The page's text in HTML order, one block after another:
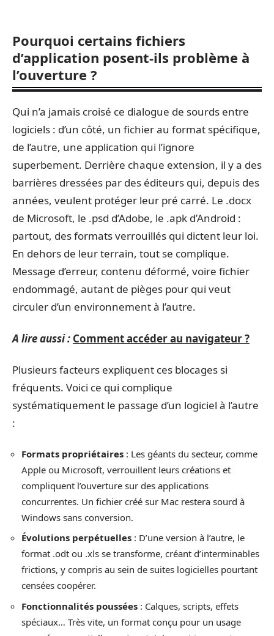
Pourquoi certains fichiers
d’application posent-ils problème à
l’ouverture ?
Qui n’a jamais croisé ce dialogue de sourds entre
logiciels : d’un côté, un fichier au format spécifique,
de l’autre, une application qui l’ignore
superbement. Derrière chaque extension, il y a des
barrières dressées par des éditeurs qui, depuis des
années, veulent protéger leur pré carré. Le .docx
de Microsoft, le .psd d’Adobe, le .apk d’Android :
partout, des formats verrouillés qui dictent leur loi.
En dehors de leur terrain, tout se complique.
Message d’erreur, contenu déformé, voire fichier
endommagé, autant de pièges pour qui veut
circuler d’un environnement à l’autre.
A lire aussi : Comment accéder au navigateur ?
Plusieurs facteurs expliquent ces blocages si
fréquents. Voici ce qui complique
systématiquement le passage d’un logiciel à l’autre
:
Formats propriétaires : Les géants du secteur, comme
Apple ou Microsoft, verrouillent leurs créations et
compliquent l’ouverture sur des applications
concurrentes. Un fichier créé sur Mac restera sourd à
Windows sans conversion.
Évolutions perpétuelles : D’une version à l’autre, le
format .odt ou .xls se transforme, créant d’interminables
frictions, y compris au sein de suites logicielles pourtant
censées coopérer.
Fonctionnalités poussées : Calques, scripts, effets
spéciaux… Très vite, un format conçu pour un usage